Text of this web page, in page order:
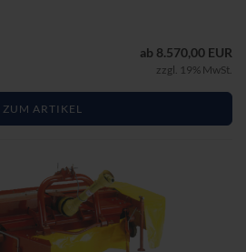
ab 8.570,00 EUR
zzgl. 19% MwSt.
ZUM ARTIKEL